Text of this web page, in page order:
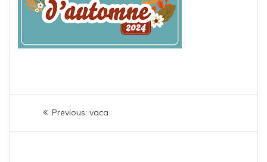
Navigation
de
Previous: Previous
vaca